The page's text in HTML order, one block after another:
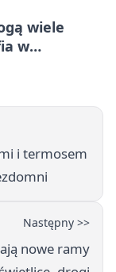
wiele
w
i termosem
Następny >>
nowe ramy